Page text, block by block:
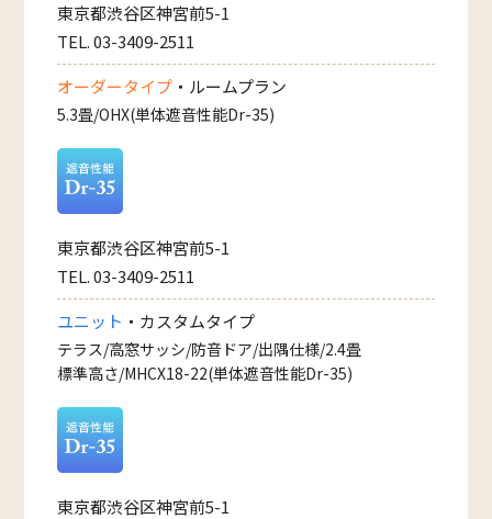
東京都渋谷区神宮前5-1
TEL. 03-3409-2511
オーダータイプ ・ルームプラン
5.3畳/OHX(単体遮音性能Dr-35)
東京都渋谷区神宮前5-1
TEL. 03-3409-2511
ユニット ・カスタムタイプ
テラス/高窓サッシ/防音ドア/出隅仕様/2.4畳
標準高さ/MHCX18-22(単体遮音性能Dr-35)
東京都渋谷区神宮前5-1